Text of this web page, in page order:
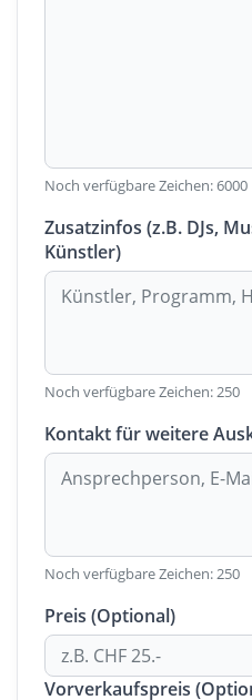
Noch verfügbare Zeichen:6000
Zusatzinfos (z.B. DJs,
Künstler)
Noch verfügbare Zeichen:250
Kontakt für weitere
Noch verfügbare Zeichen:250
Preis (Optional)
Vorverkaufspreis